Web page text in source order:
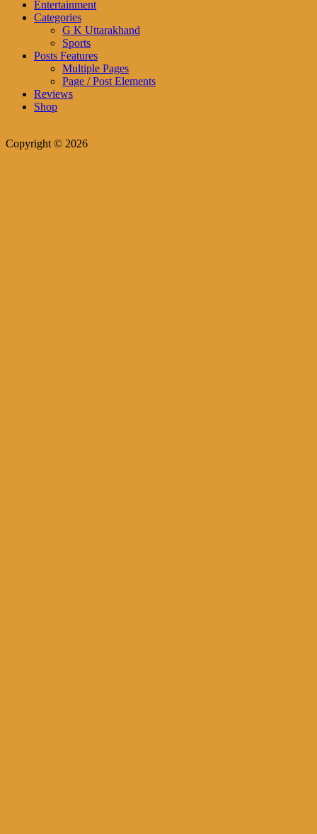
Entertainment
Categories
G K Uttarakhand
Sports
Posts Features
Multiple Pages
Page / Post Elements
Reviews
Shop
Copyright © 2026